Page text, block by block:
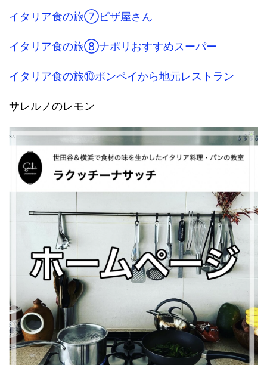
イタリア食の旅⑦ピザ屋さん
イタリア食の旅⑧ナポリおすすめスーパー
イタリア食の旅⑩ポンペイから地元レストラン
サレルノのレモン